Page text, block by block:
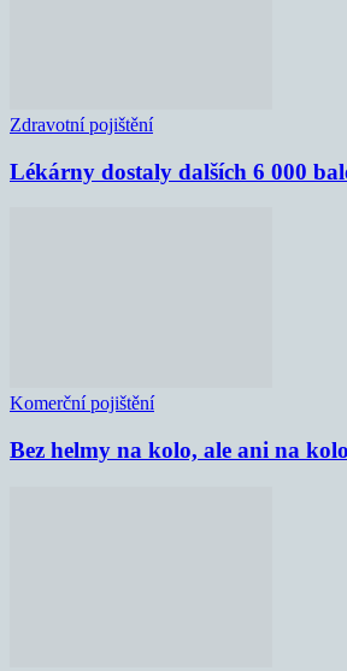
Zdravotní pojištění
Lékárny dostaly dalších 6 000
Komerční pojištění
Bez helmy na kolo, ale ani na